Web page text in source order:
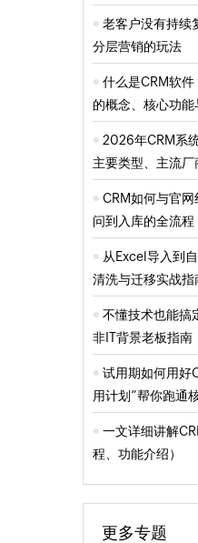
老客户没有持续
分层营销的玩法
什么是CRM软
的概念、核心功能
2026年CRM系
主要类型、主流
CRM如何与官
问到入库的全流程
从Excel导入到
清洗与迁移实战指
不懂技术也能搞
非IT背景老板指南
试用期如何用好
用计划”帮你跑通
一文详细讲解
程、功能介绍）
更多专题